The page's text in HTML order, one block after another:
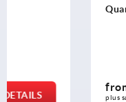
Quarter-turn
from
plus sales tax